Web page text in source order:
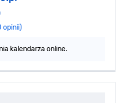
opinii)
kalendarza online.